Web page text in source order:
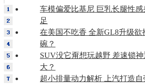
车模偏爱比基尼 巨乳长腿性
足
在美国不吃香 全新GL8升级欲
碗？
SUV没它甭想玩越野 差速锁
大？
超小排量动力解析 上汽打造自